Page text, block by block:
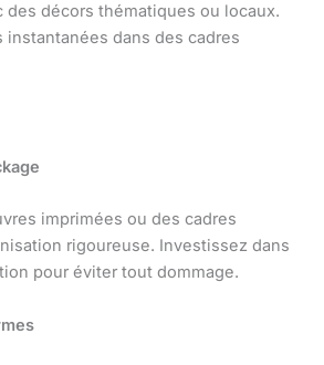
des décors thématiques ou locaux.
instantanées dans des cadres
imprimées ou des cadres
rigoureuse. Investissez dans
pour éviter tout dommage.